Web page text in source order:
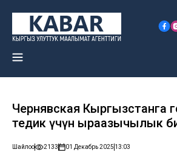
Чернявская Кыргызстанга
теңдик үчүн ыраазычылык
Шайлоо 2133 01 Декабрь 2025 13:03